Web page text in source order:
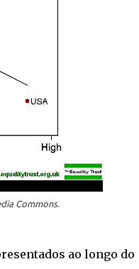
Commons.
ao longo do